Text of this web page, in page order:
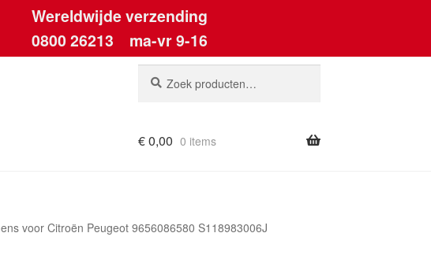
Wereldwijde verzending
0800 26213 ma-vr 9-16
naar:
€0,00 0 items
voor Citroën Peugeot 9656086580 S118983006J